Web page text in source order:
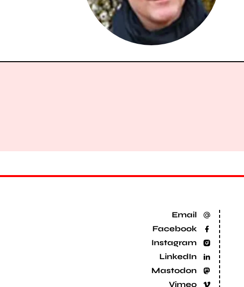
Email
Facebook
Instagram
LinkedIn
Mastodon
Vimeo